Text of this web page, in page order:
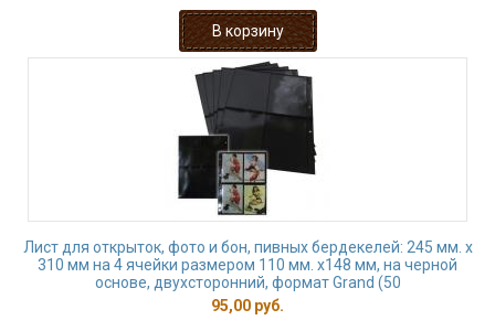
Лист для открыток, фото и бон, пивных бердекелей: 245 мм. х
310 мм на 4 ячейки размером 110 мм. х148 мм, на черной
основе, двухсторонний, формат Grand (50
95,00 руб.